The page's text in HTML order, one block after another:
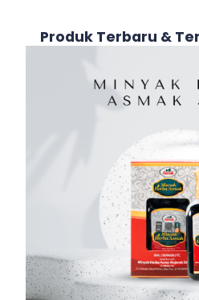
Produk Terbaru &